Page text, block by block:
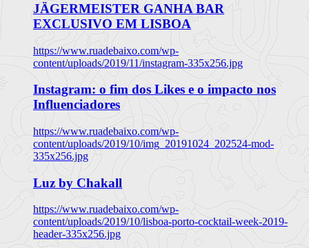
JÄGERMEISTER GANHA BAR
EXCLUSIVO EM LISBOA
https://www.ruadebaixo.com/wp-
content/uploads/2019/11/instagram-335x256.jpg
Instagram: o fim dos Likes e o impacto nos
Influenciadores
https://www.ruadebaixo.com/wp-
content/uploads/2019/10/img_20191024_202524-mod-
335x256.jpg
Luz by Chakall
https://www.ruadebaixo.com/wp-
content/uploads/2019/10/lisboa-porto-cocktail-week-2019-
header-335x256.jpg